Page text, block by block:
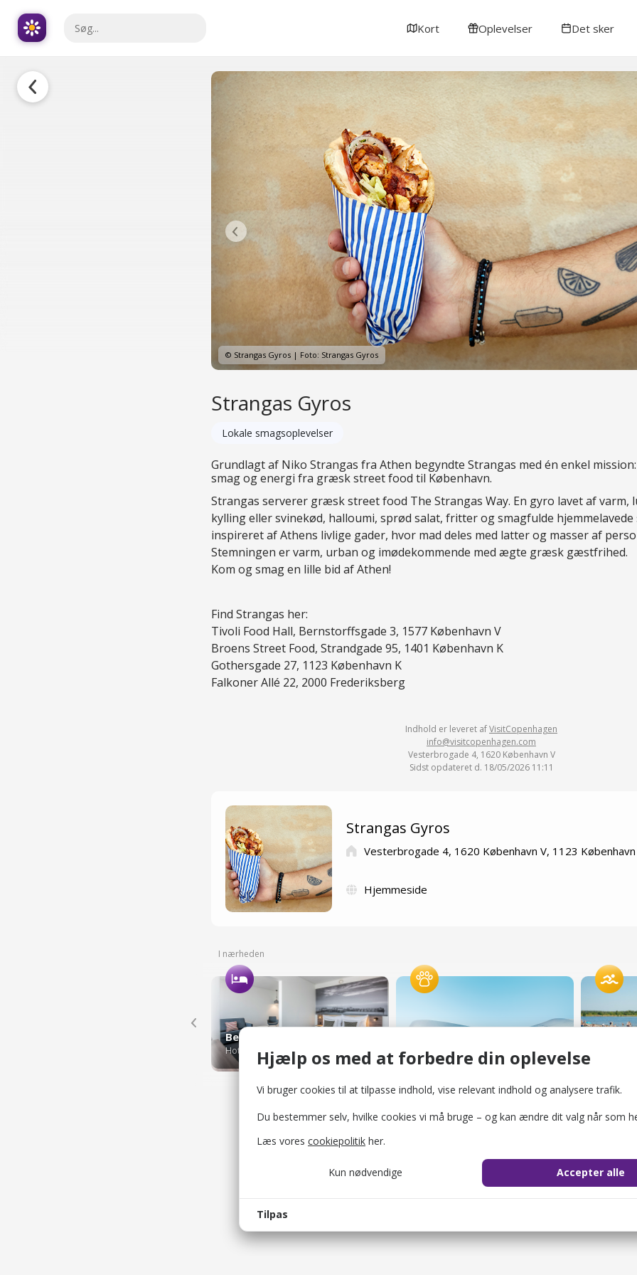
Kort Oplevelser Det sker
© Strangas Gyros | Foto: Strangas Gyros
Strangas Gyros
Lokale smagsoplevelser
Grundlagt af Niko Strangas fra Athen begyndte Strangas med én enkel
smag og energi fra græsk street food til København.
Strangas serverer græsk street food The Strangas Way. En gyro lavet af varm,
kylling eller svinekød, halloumi, sprød salat, fritter og smagfulde hjemmelavede
inspireret af Athens livlige gader, hvor mad deles med latter og masser af
Stemningen er varm, urban og imødekommende med ægte græsk gæstfrihed.
Kom og smag en lille bid af Athen!
Find Strangas her:
Tivoli Food Hall, Bernstorffsgade 3, 1577 København V
Broens Street Food, Strandgade 95, 1401 København K
Gothersgade 27, 1123 København K
Falkoner Allé 22, 2000 Frederiksberg
Indhold er leveret afVisitCopenhagen
info@visitcopenhagen.com
Vesterbrogade 4, 1620 København V
Sidst opdateret d. 18/05/2026 11:11
Strangas Gyros
Vesterbrogade 4, 1620 København V, 1123
Hjemmeside
I nærheden
Hoteller Zoo og dyreparker
Hjælp os med at forbedre din oplevelse
Vi bruger cookies til at tilpasse indhold, vise relevant indhold og analysere trafik.
Du bestemmer selv, hvilke cookies vi må bruge – og kan ændre dit valg når som
Læs vores cookiepolitik her.
Kun nødvendige Accepter alle
Tilpas